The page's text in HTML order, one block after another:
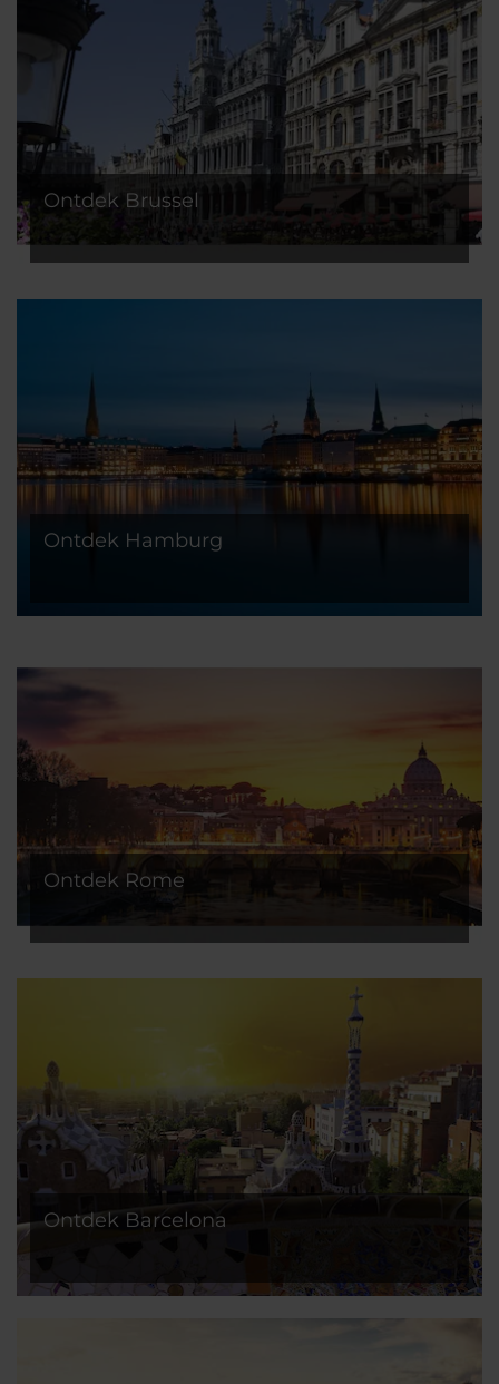
Ontdek Brussel
Ontdek Hamburg
Ontdek Rome
Ontdek Barcelona